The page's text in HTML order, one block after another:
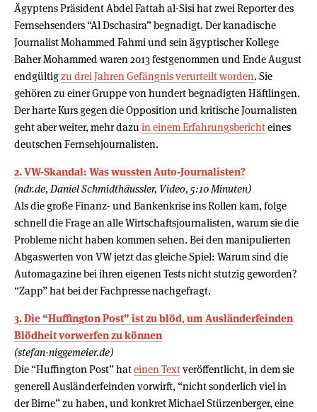
Ägyptens Präsident Abdel Fattah al-Sisi hat zwei Reporter des
Fernsehsenders “Al Dschasira” begnadigt. Der kanadische
Journalist Mohammed Fahmi und sein ägyptischer Kollege
Baher Mohammed waren 2013 festgenommen und Ende August
endgültig zu drei Jahren Gefängnis verurteilt worden. Sie
gehören zu einer Gruppe von hundert begnadigten Häftlingen.
Der harte Kurs gegen die Opposition und kritische Journalisten
geht aber weiter, mehr dazu in einem Erfahrungsberichteines
deutschen Fernsehjournalisten.
2. VW-Skandal: Was wussten Auto-Journalisten?
(ndr.de, Daniel Schmidthäussler, Video, 5:10 Minuten)
Als die große Finanz- und Bankenkrise ins Rollen kam, folge
schnell die Frage an alle Wirtschaftsjournalisten, warum sie die
Probleme nicht haben kommen sehen. Bei den manipulierten
Abgaswerten von VW jetzt das gleiche Spiel: Warum sind die
Automagazine bei ihren eigenen Tests nicht stutzig geworden?
“Zapp” hat bei der Fachpresse nachgefragt.
3. Die “Huffington Post” ist zu blöd, um Ausländerfeinden
Blödheit vorwerfen zu können
(stefan-niggemeier.de)
Die “Huffington Post” hateinen Textveröffentlicht, in dem sie
generell Ausländerfeinden vorwirft, “nicht sonderlich viel in
der Birne” zu haben, und konkret Michael Stürzenberger, eine